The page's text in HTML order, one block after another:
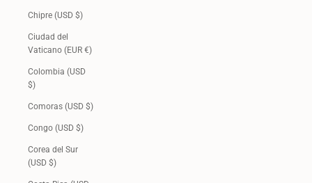
Chipre (USD $)
Ciudad del
Vaticano (EUR €)
Colombia (USD
$)
Comoras (USD $)
Congo (USD $)
Corea del Sur
(USD $)